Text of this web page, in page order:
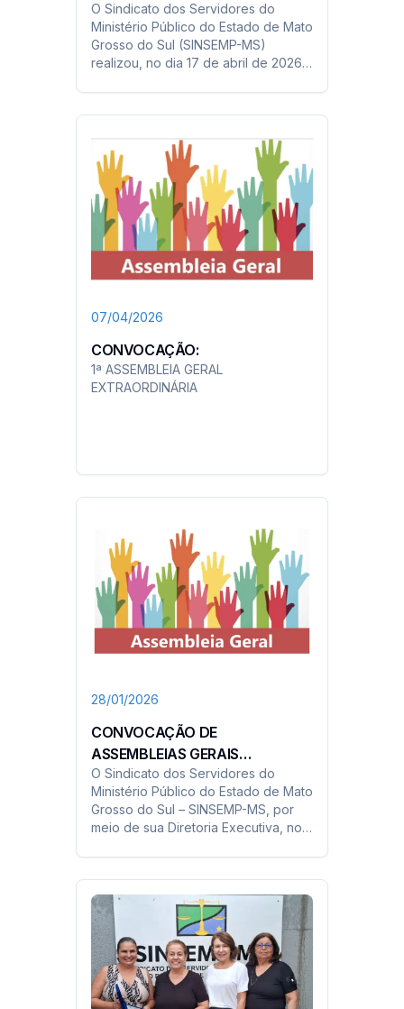
2026/2029
O Sindicato dos Servidores do
Ministério Público do Estado de Mato
Grosso do Sul (SINSEMP-MS)
realizou, no dia 17 de abril de 2026,
2026/2029...
07/04/2026
CONVOCAÇÃO:
1ª ASSEMBLEIA GERAL
EXTRAORDINÁRIA
28/01/2026
CONVOCAÇÃO DE
ASSEMBLEIAS GERAIS
ORDINÁRIAS
O Sindicato dos Servidores do
Ministério Público do Estado de Mato
Grosso do Sul – SINSEMP-MS, por
meio de sua Diretoria Executiva, no
Social da entidade, convoca todos
os seus filiados para participarem
das seguintes Assembleias.